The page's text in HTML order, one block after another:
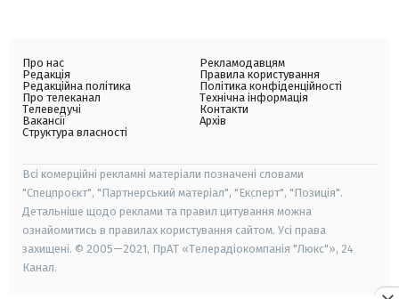
Про нас
Редакція
Редакційна політика
Про телеканал
Телеведучі
Вакансії
Структура власності
Рекламодавцям
Правила користування
Політика конфіденційності
Технічна інформація
Контакти
Архів
Всі комерційні рекламні матеріали позначені словами
"Спецпроєкт", "Партнерський матеріал", "Експерт", "Позиція".
Детальніше щодо реклами та правил цитування можна
ознайомитись в правилах користування сайтом. Усі права
захищені. © 2005—2021, ПрАТ «Телерадіокомпанія "Люкс"», 24
Канал.